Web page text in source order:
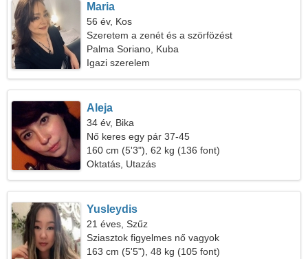
Maria
56 év, Kos
Szeretem a zenét és a szörfözést
Palma Soriano, Kuba
Igazi szerelem
Aleja
34 év, Bika
Nő keres egy pár 37-45
160 cm (5'3"), 62 kg (136 font)
Oktatás, Utazás
Yusleydis
21 éves, Szűz
Sziasztok figyelmes nő vagyok
163 cm (5'5"), 48 kg (105 font)